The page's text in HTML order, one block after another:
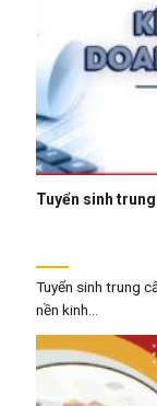
Tuyển sinh
Tuyển sinh trung
nền kinh...